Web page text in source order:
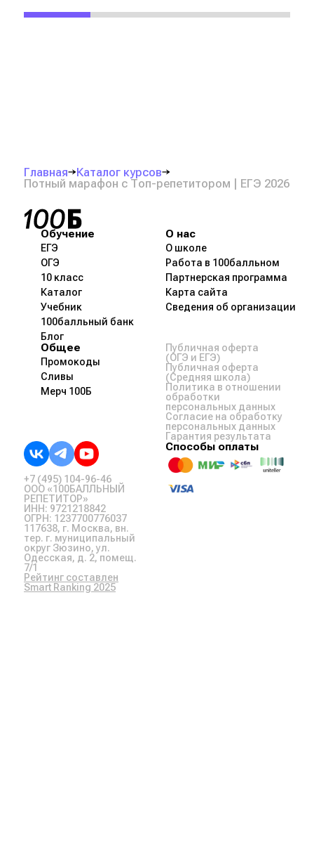
Главная
Каталог курсов
Потный марафон с Топ-репетитором | ЕГЭ 2026
Обучение
ЕГЭ
ОГЭ
10 класс
Каталог
Учебник
100балльный банк
Блог
О нас
О школе
Работа в 100балльном
Партнерская программа
Карта сайта
Сведения об организации
Общее
Промокоды
Сливы
Мерч 100Б
+7 (495) 104-96-46
ООО «100БАЛЛЬНЫЙ
РЕПЕТИТОР»
ИНН: 9721218842
ОГРН: 1237700776037
117638, г. Москва, вн.
тер. г. муниципальный
округ Зюзино, ул.
Одесская, д. 2, помещ.
7/1
Рейтинг составлен
Smart Ranking 2025
Публичная оферта
(ОГЭ и ЕГЭ)
Публичная оферта
(Средняя школа)
Политика в отношении
обработки
персональных данных
Согласие на обработку
персональных данных
Гарантия результата
Способы оплаты